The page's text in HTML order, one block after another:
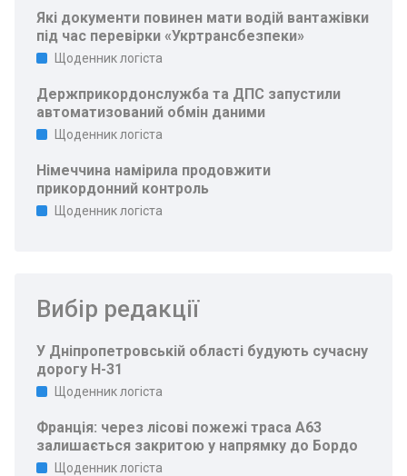
Які документи повинен мати водій вантажівки
під час перевірки «Укртрансбезпеки»
Щоденник логіста
Держприкордонслужба та ДПС запустили
автоматизований обмін даними
Щоденник логіста
Німеччина намірила продовжити
прикордонний контроль
Щоденник логіста
Вибір редакції
У Дніпропетровській області будують сучасну
дорогу Н-31
Щоденник логіста
Франція: через лісові пожежі траса A63
залишається закритою у напрямку до Бордо
Щоденник логіста